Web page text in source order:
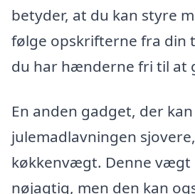
betyder, at du kan styre
følge opskrifterne fra din
du har hænderne fri til at
En anden gadget, der
julemadlavningen
køkkenvægt. Denne vægt
nøjagtig, men den kan